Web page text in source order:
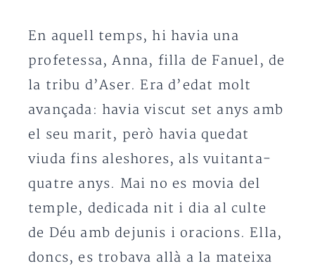
En aquell temps, hi havia una
profetessa, Anna, filla de Fanuel, de
la tribu d’Aser. Era d’edat molt
avançada: havia viscut set anys amb
el seu marit, però havia quedat
viuda fins aleshores, als vuitanta-
quatre anys. Mai no es movia del
temple, dedicada nit i dia al culte
de Déu amb dejunis i oracions. Ella,
doncs, es trobava allà a la mateixa